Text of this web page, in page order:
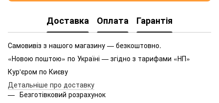
Доставка Оплата Гарантія
Самовивіз з нашого магазину — безкоштовно.
«Новою поштою» по Україні — згідно з тарифами «НП»
Кур'єром по Києву
Детальніше про доставку
Безготівковий розрахунок